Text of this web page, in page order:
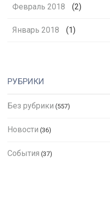
Февраль 2018 (2)
Январь 2018 (1)
РУБРИКИ
Без рубрики (557)
Новости (36)
События (37)